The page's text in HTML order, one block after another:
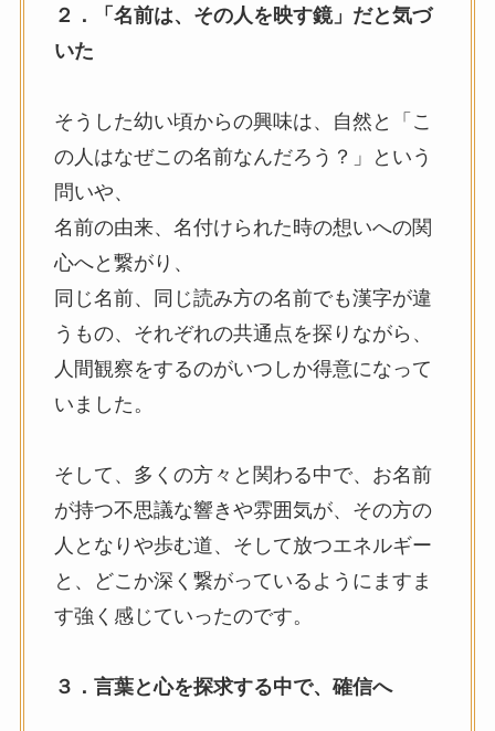
２．「名前は、その人を映す鏡」だと気づ
いた
そうした幼い頃からの興味は、自然と「こ
の人はなぜこの名前なんだろう？」という
問いや、
名前の由来、名付けられた時の想いへの関
心へと繋がり、
同じ名前、同じ読み方の名前でも漢字が違
うもの、それぞれの共通点を探りながら、
人間観察をするのがいつしか得意になって
いました。
そして、多くの方々と関わる中で、お名前
が持つ不思議な響きや雰囲気が、その方の
人となりや歩む道、そして放つエネルギー
と、どこか深く繋がっているようにますま
す強く感じていったのです。
３．言葉と心を探求する中で、確信へ